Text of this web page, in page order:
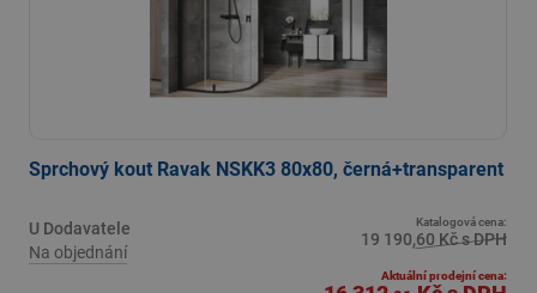
Sprchový kout Ravak NSKK3 80x80, černá+transparent
U Dodavatele
Na objednání
Katalogová cena:
19 190,60 Kč s DPH
Aktuální prodejní cena: